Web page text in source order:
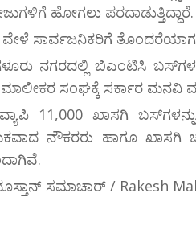
ಹೋಗಲು ಪರದಾಡುತ್ತಿದ್ದಾರೆ.
ವೇಳೆ ಸಾರ್ವಜನಿಕರಿಗೆ
ನಗರದಲ್ಲಿ ಬಿಎಂಟಿಸಿ ಬಸ್‌ಗಳ
ಸಂಘಕ್ಕೆ ಸರ್ಕಾರ ಮನವಿ
11,000 ಖಾಸಗಿ
ನೌಕರರು ಹಾಗೂ ಖಾಸಗಿ
ಸಮಾಚಾರ್ / Rakesh